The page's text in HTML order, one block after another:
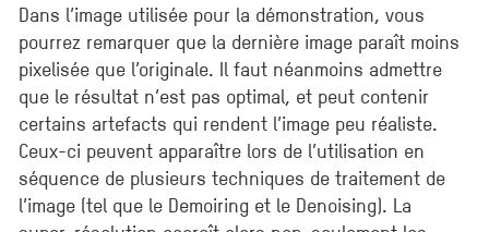
Dans l’image utilisée pour la démonstration, vous
pourrez remarquer que la dernière image paraît moins
pixelisée que l’originale. Il faut néanmoins admettre
que le résultat n’est pas optimal, et peut contenir
certains artefacts qui rendent l’image peu réaliste.
Ceux-ci peuvent apparaître lors de l’utilisation en
séquence de plusieurs techniques de traitement de
l’image (tel que le Demoiring et le Denoising). La